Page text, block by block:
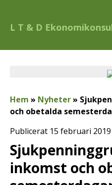
L T & D
Hem » Nyheter»
och obetalda
Publicerat 15 februari
inkomst och